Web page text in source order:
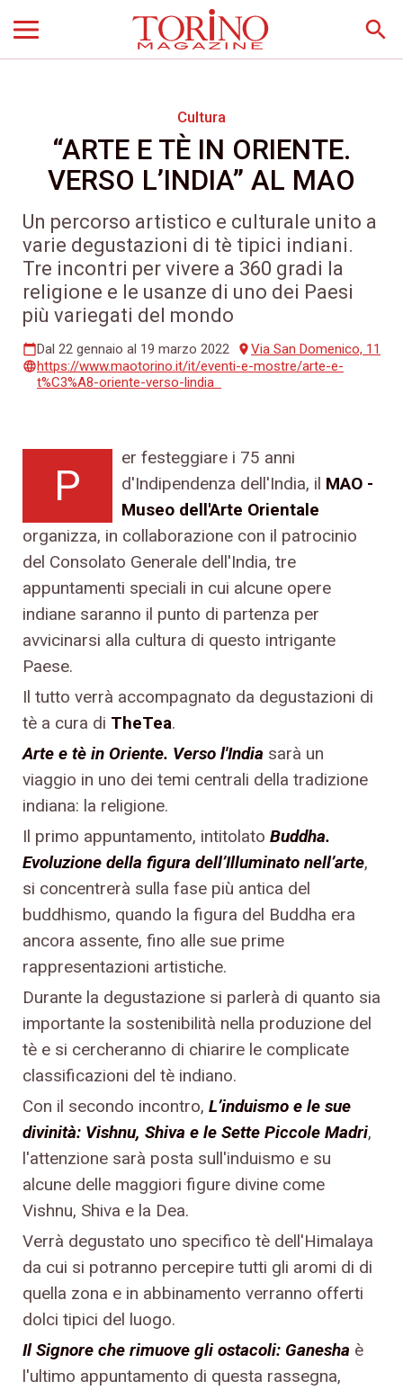
search
Cultura
“ARTE E TÈ IN ORIENTE.
VERSO L’INDIA” AL MAO
Un percorso artistico e culturale unito a
varie degustazioni di tè tipici indiani.
Tre incontri per vivere a 360 gradi la
religione e le usanze di uno dei Paesi
più variegati del mondo
calendar_todayDal 22 gennaio al 19 marzo 2022 placeVia San Domenico, 11
languagehttps://www.maotorino.it/it/eventi-e-mostre/arte-e-
t%C3%A8-oriente-verso-lindia
P
er festeggiare i 75 anni
d'Indipendenza dell'India, il MAO -
Museo dell'Arte Orientale
organizza, in collaborazione con il patrocinio
del Consolato Generale dell'India, tre
appuntamenti speciali in cui alcune opere
indiane saranno il punto di partenza per
avvicinarsi alla cultura di questo intrigante
Paese.
Il tutto verrà accompagnato da degustazioni di
tè a cura di TheTea.
Arte e tè in Oriente. Verso l'India sarà un
viaggio in uno dei temi centrali della tradizione
indiana: la religione.
Il primo appuntamento, intitolato Buddha.
Evoluzione della figura dell’Illuminato nell’arte,
si concentrerà sulla fase più antica del
buddhismo, quando la figura del Buddha era
ancora assente, fino alle sue prime
rappresentazioni artistiche.
Durante la degustazione si parlerà di quanto sia
importante la sostenibilità nella produzione del
tè e si cercheranno di chiarire le complicate
classificazioni del tè indiano.
Con il secondo incontro, L’induismo e le sue
divinità: Vishnu, Shiva e le Sette Piccole Madri,
l'attenzione sarà posta sull'induismo e su
alcune delle maggiori figure divine come
Vishnu, Shiva e la Dea.
Verrà degustato uno specifico tè dell'Himalaya
da cui si potranno percepire tutti gli aromi di di
quella zona e in abbinamento verranno offerti
dolci tipici del luogo.
Il Signore che rimuove gli ostacoli: Ganesha è
l'ultimo appuntamento di questa rassegna,